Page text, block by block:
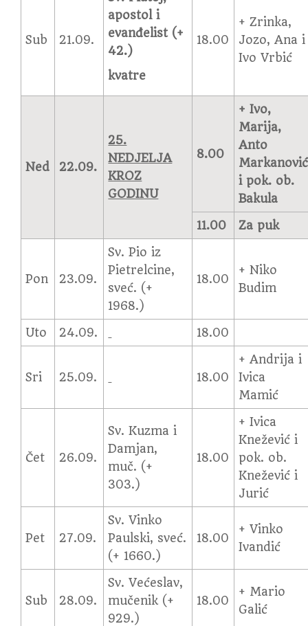
Sub 21.09.
apostol i
evanđelist (+
42.)
kvatre
18.00
+ Zrinka,
Jozo, Ana i
Ivo Vrbić
Ned 22.09.
25.
NEDJELJA
KROZ
GODINU
8.00
+ Ivo,
Marija,
Anto
Markanović
i pok. ob.
Bakula
11.00
Za puk
Pon 23.09.
Sv. Pio iz
Pietrelcine,
sveć. (+
1968.)
18.00
+ Niko
Budim
Uto 24.09. 18.00
Sri 25.09. 18.00
+ Andrija i
Ivica
Mamić
Čet 26.09.
Sv. Kuzma i
Damjan,
muč. (+
303.)
18.00
+ Ivica
Knežević i
pok. ob.
Knežević i
Jurić
Pet 27.09.
Sv. Vinko
Paulski, sveć.
(+ 1660.)
18.00
+ Vinko
Ivandić
Sub 28.09.
Sv. Većeslav,
mučenik (+
929.)
18.00
+ Mario
Galić